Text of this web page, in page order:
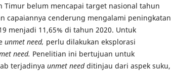
Timur belum mencapai target nasional tahun
capaiannya cenderung mengalami peningkatan
menjadi 11,65% di tahun 2020. Untuk
unmet need, perlu dilakukan eksplorasi
need. Penelitian ini bertujuan untuk
terjadinya unmet needditinjau dari aspek suku,